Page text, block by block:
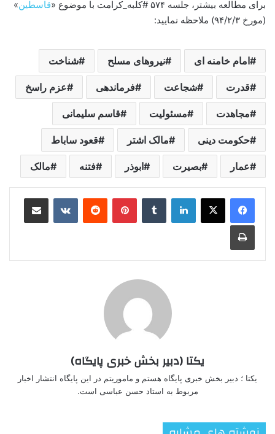
برای مطالعه بیشتر، جلسه ۵۷۴ #کلبه_کرامت با موضوع « قاسطین»
(مورخ ۹۴/۲/۳) ملاحظه نمایید:
امام خامنه ای نیروهای مسلح شناخت
قدرت شجاعت فرماندهی عزم راسخ
مجاهدت مسئولیت قاسم سلیمانی
حکومت دینی مالک اشتر قعود ساباط
عمار بصیرت ابوذر فتنه مالک
لینکدین ‫تامبلر ‫پین‌ترست‫رددیت ‫VKontakteاشتراک گذاری از طریق ایمیل
چاپ
یکتا (دبیر بخش خبری پایگاه)
یکتا ؛ دبیر بخش خبری پایگاه هستم و ماموریتم در این پایگاه انتشار اخبار
مربوط به استاد حسن عباسی است.